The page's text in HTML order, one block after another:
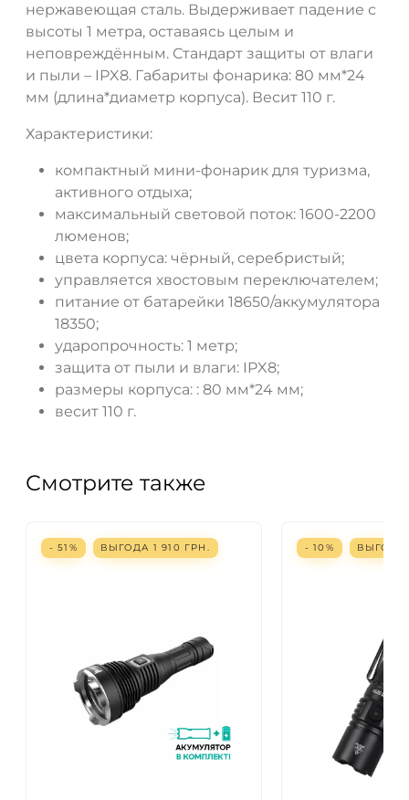
нержавеющая сталь. Выдерживает падение с
высоты 1 метра, оставаясь целым и
неповреждённым. Стандарт защиты от влаги
и пыли – IPX8. Габариты фонарика: 80 мм*24
мм (длина*диаметр корпуса). Весит 110 г.
Характеристики:
компактный мини-фонарик для туризма,
активного отдыха;
максимальный световой поток: 1600-2200
люменов;
цвета корпуса: чёрный, серебристый;
управляется хвостовым переключателем;
питание от батарейки 18650/аккумулятора
18350;
ударопрочность: 1 метр;
защита от пыли и влаги: IPX8;
размеры корпуса: : 80 мм*24 мм;
весит 110 г.
Смотрите также
- 51% ВЫГОДА 1 910 ГРН. - 10% ВЫГОДА